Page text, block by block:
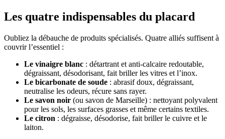
Les quatre indispensables du placard
Oubliez la débauche de produits spécialisés. Quatre alliés suffisent à
couvrir l’essentiel :
Le vinaigre blanc : détartrant et anti-calcaire redoutable,
dégraissant, désodorisant, fait briller les vitres et l’inox.
Le bicarbonate de soude : abrasif doux, dégraissant,
neutralise les odeurs, récure sans rayer.
Le savon noir (ou savon de Marseille) : nettoyant polyvalent
pour les sols, les surfaces grasses et même certains textiles.
Le citron : dégraisse, désodorise, fait briller le cuivre et le
laiton.